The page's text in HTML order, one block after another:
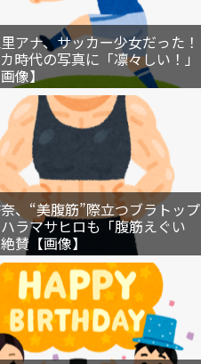
アナ、サッカー少女だった！
時代の写真に「凛々しい！」
像】
、“美腹筋”際立つブラトップ
ラマサヒロも「腹筋えぐい
賛【画像】